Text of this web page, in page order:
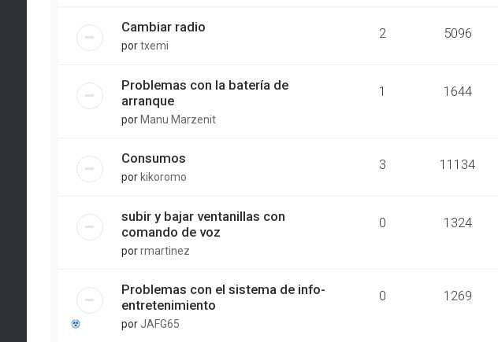
Cambiar radio
portxemi
2 5096
Problemas con la batería de
arranque
porManu Marzenit
1 1644
Consumos
porkikoromo
3 11134
subir y bajar ventanillas con
comando de voz
porrmartinez
0 1324
Problemas con el sistema de info-
entretenimiento
por JAFG65
0 1269